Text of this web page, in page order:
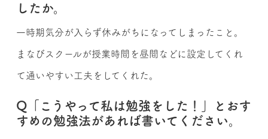
したか。
一時期気分が入らず休みがちになってしまったこと。
まなびスクールが授業時間を昼間などに設定してくれ
て通いやすい工夫をしてくれた。
Q「こうやって私は勉強をした！」とおす
すめの勉強法があれば書いてください。